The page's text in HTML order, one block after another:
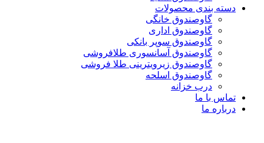
دسته بندی محصولات
گاوصندوق خانگی
گاوصندوق اداری
گاوصندوق سوپر بانکی
گاوصندوق آسانسوری طلافروشی
گاوصندوق زیرویترینی طلا فروشی
گاوصندوق اسلحه
درب خزانه
تماس با ما
درباره ما